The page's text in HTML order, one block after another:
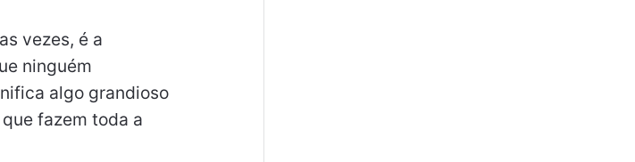
vezes, é a
ninguém
algo grandioso
fazem toda a